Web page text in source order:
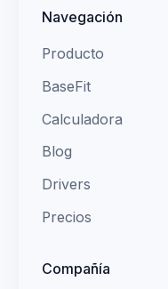
Navegación
Producto
BaseFit
Calculadora
Blog
Drivers
Precios
Compañía